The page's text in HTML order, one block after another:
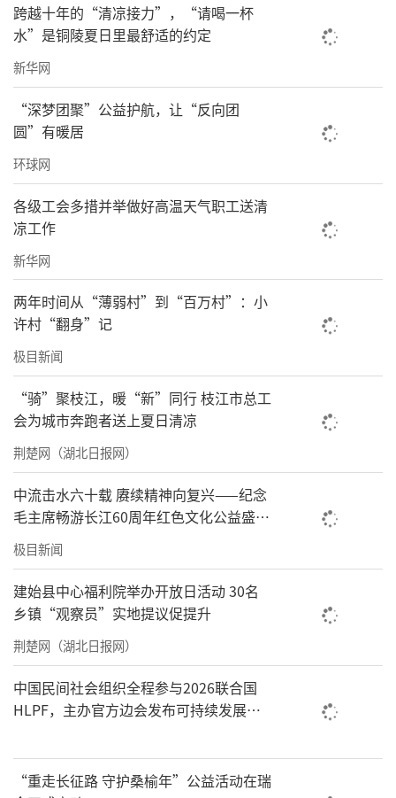
跨越十年的“清凉接力”，“请喝一杯
水”是铜陵夏日里最舒适的约定
新华网
“深梦团聚”公益护航，让“反向团
圆”有暖居
环球网
各级工会多措并举做好高温天气职工送清
凉工作
新华网
两年时间从“薄弱村”到“百万村”：小
许村“翻身”记
极目新闻
“骑”聚枝江，暖“新”同行 枝江市总工
会为城市奔跑者送上夏日清凉
荆楚网（湖北日报网）
中流击水六十载 赓续精神向复兴——纪念
毛主席畅游长江60周年红色文化公益盛典
在武汉举办
极目新闻
建始县中心福利院举办开放日活动 30名
乡镇“观察员”实地提议促提升
荆楚网（湖北日报网）
中国民间社会组织全程参与2026联合国
HLPF，主办官方边会发布可持续发展标
“重走长征路 守护桑榆年”公益活动在瑞